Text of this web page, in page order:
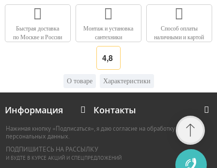
Быстрая доставка
по Москве и России
Монтаж и установка
сантехники
Способ оплаты
наличными и картой
4,8
О товаре Характеристики
Информация Контакты
Нажимая кнопку «Подписаться», я даю согласие на обработку
персональных данных.
ПОДПИШИТЕСЬ НА РАССЫЛКУ
И БУДТЕ В КУРСЕ АКЦИЙ И СПЕЦПРЕДЛОЖЕНИЙ